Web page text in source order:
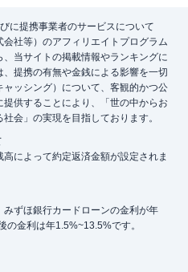
に提携事業者のサービスについて
社等）のアフィリエイトプログラム
当サイトの掲載情報やランキングに
提携の有無や金銭による影響を一切
ッシング）について、客観的かつ公
供することにより、「世の中からお
会」の実現を目指しております。
によって約定返済金額が設定されま
ずほ銀行カードローンの金利が年
金利は年1.5%~13.5%です。